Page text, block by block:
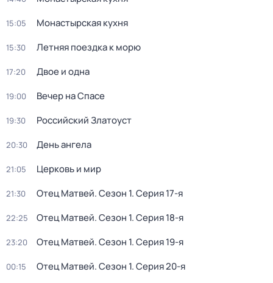
15:05 Монастырская кухня
15:30 Летняя поездка к морю
17:20 Двое и одна
19:00 Вечер на Спасе
19:30 Российский Златоуст
20:30 День ангела
21:05 Церковь и мир
21:30 Отец Матвей. Сезон 1. Серия 17-я
22:25 Отец Матвей. Сезон 1. Серия 18-я
23:20 Отец Матвей. Сезон 1. Серия 19-я
00:15 Отец Матвей. Сезон 1. Серия 20-я